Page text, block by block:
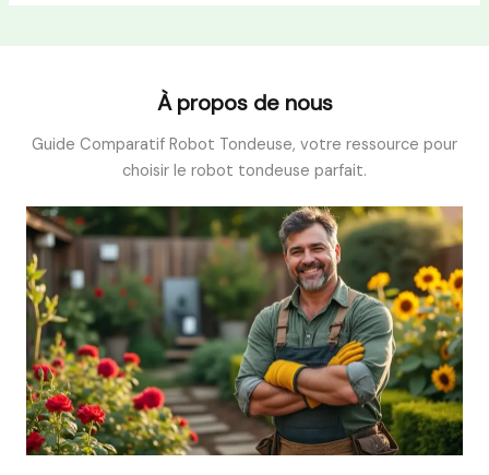
À propos de nous
Guide Comparatif Robot Tondeuse, votre ressource pour
choisir le robot tondeuse parfait.